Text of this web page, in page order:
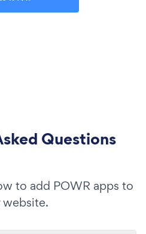
Questions
to add POWR apps to